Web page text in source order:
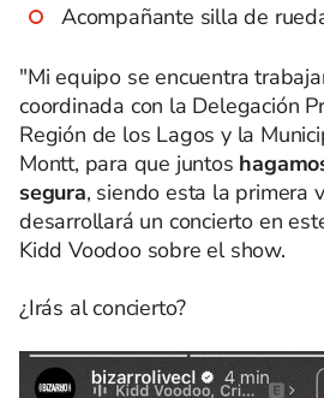
Acompañante silla de
"Mi equipo se encuentra
coordinada con la Delegación
Región de los Lagos y la
Montt, para que juntos
segura, siendo esta la primera
desarrollará un concierto en
Kidd Voodoo sobre el show.
¿Irás al concierto?